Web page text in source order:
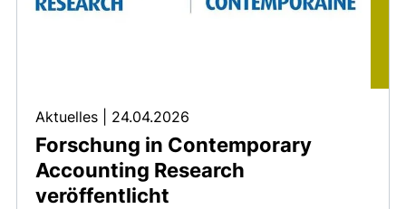
Forschung in Contemporary
Accounting Research
veröffentlicht
Aktuelles 24.04.2026